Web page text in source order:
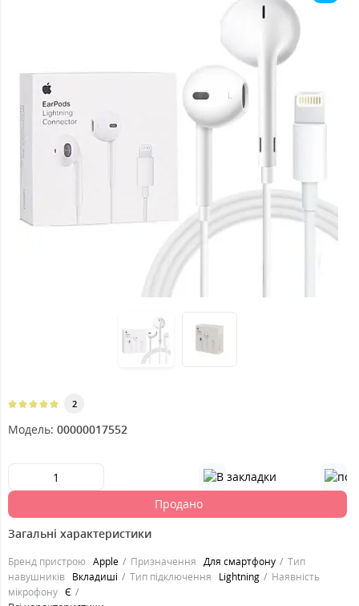
2
Модель: 00000017552
Продано
Загальні характеристики
Бренд пристрою Apple Призначення Для смартфону
Тип
навушників Вкладиші Тип підключення Lightning
Наявність
мікрофону Є